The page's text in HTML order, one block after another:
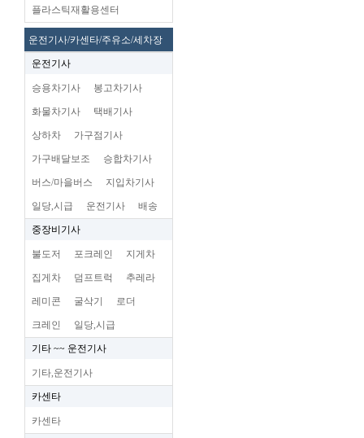
플라스틱재활용센터
운전기사/카센타/주유소/세차장
운전기사
승용차기사 봉고차기사
화물차기사 택배기사
상하차 가구점기사
가구배달보조 승합차기사
버스/마을버스 지입차기사
일당,시급 운전기사 배송
중장비기사
불도저 포크레인 지게차
집게차 덤프트럭 추레라
레미콘 굴삭기 로더
크레인 일당,시급
기타 ~~ 운전기사
기타,운전기사
카센타
카센타